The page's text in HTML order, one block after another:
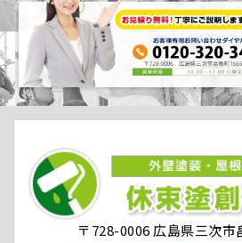
〒728-0006 広島県三次市